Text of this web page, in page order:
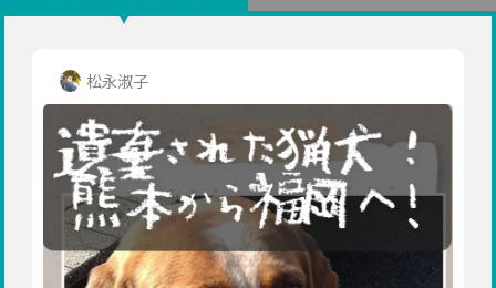
地域からさがす 北海道・東北
北海道
山形
福島
関東
東京
神奈川
新潟 富山
長野
岐阜 静岡 愛知
三重 滋賀 京都 大阪
兵庫
奈良
和歌山
鳥取 島根 岡山 広島 山口
松永淑子